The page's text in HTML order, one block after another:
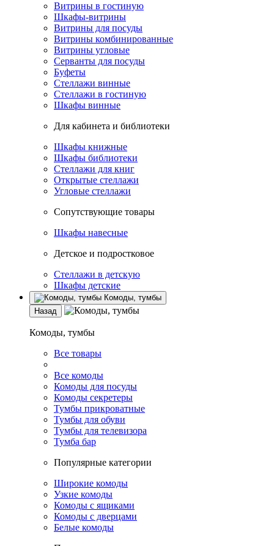
Витрины в гостиную
Шкафы-витрины
Витрины для посуды
Витрины комбинированные
Витрины угловые
Серванты для посуды
Буфеты
Стеллажи винные
Стеллажи в гостиную
Шкафы винные
Для кабинета и библиотеки
Шкафы книжные
Шкафы библиотеки
Стеллажи для книг
Открытые стеллажи
Угловые стеллажи
Сопутствующие товары
Шкафы навесные
Детское и подростковое
Стеллажи в детскую
Шкафы детские
Комоды, тумбы
Назад
Комоды, тумбы
Все товары
Все комоды
Комоды для посуды
Комоды секретеры
Тумбы прикроватные
Тумбы для обуви
Тумбы для телевизора
Тумба бар
Популярные категории
Широкие комоды
Узкие комоды
Комоды с ящиками
Комоды с дверцами
Белые комоды